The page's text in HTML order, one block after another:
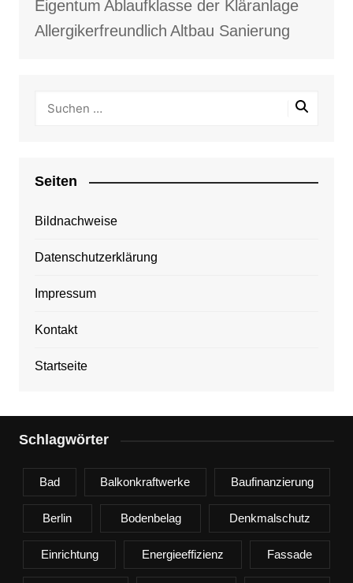
Eigentum Ablaufklasse der Kläranlage
Allergikerfreundlich Altbau Sanierung
Seiten
Bildnachweise
Datenschutzerklärung
Impressum
Kontakt
Startseite
Schlagwörter
Bad Balkonkraftwerke Baufinanzierung
Berlin Bodenbelag Denkmalschutz
Einrichtung Energieeffizienz Fassade